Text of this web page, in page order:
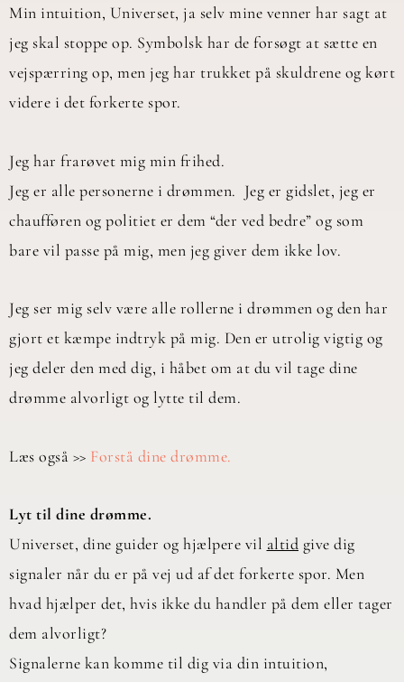
Min intuition, Universet, ja selv mine venner har sagt at
jeg skal stoppe op. Symbolsk har de forsøgt at sætte en
vejspærring op, men jeg har trukket på skuldrene og kørt
videre i det forkerte spor.
Jeg har frarøvet mig min frihed.
Jeg er alle personerne i drømmen. Jeg er gidslet, jeg er
chaufføren og politiet er dem “der ved bedre” og som
bare vil passe på mig, men jeg giver dem ikke lov.
Jeg ser mig selv være alle rollerne i drømmen og den har
gjort et kæmpe indtryk på mig. Den er utrolig vigtig og
jeg deler den med dig, i håbet om at du vil tage dine
drømme alvorligt og lytte til dem.
Læs også >> Forstå dine drømme.
Lyt til dine drømme.
Universet, dine guider og hjælpere vil altid give dig
signaler når du er på vej ud af det forkerte spor. Men
hvad hjælper det, hvis ikke du handler på dem eller tager
dem alvorligt?
Signalerne kan komme til dig via din intuition,